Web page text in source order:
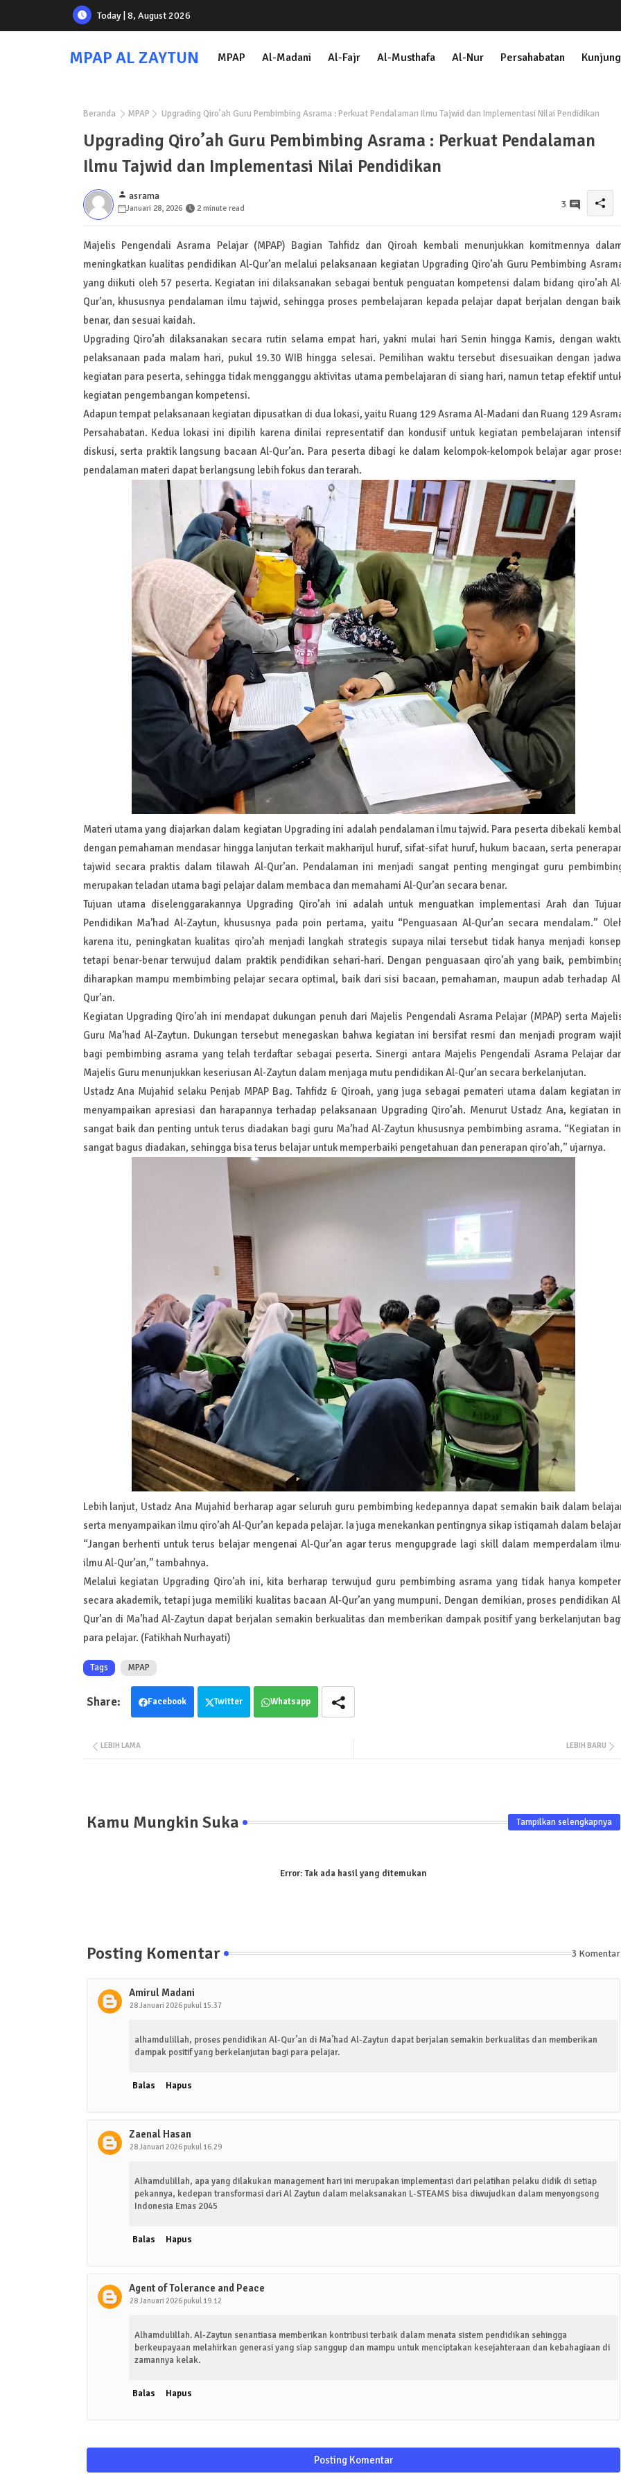
Today | 8, August 2026
MPAP AL ZAYTUN MPAP Al-Madani Al-Fajr Al-Musthafa Al-Nur Persahabatan
Beranda MPAP Upgrading Qiro’ah Guru Pembimbing Asrama : Perkuat Pendalaman Ilmu Tajwid dan Implementasi Nilai Pendidikan
Upgrading Qiro’ah Guru Pembimbing Asrama : Perkuat Pendalaman
Ilmu Tajwid dan Implementasi Nilai Pendidikan
asrama
Januari 28, 2026 2 minute read 3
Majelis Pengendali Asrama Pelajar (MPAP) Bagian Tahfidz dan Qiroah kembali menunjukkan komitmennya
meningkatkan kualitas pendidikan Al-Qur’an melalui pelaksanaan kegiatan Upgrading Qiro’ah Guru Pembimbing
yang diikuti oleh 57 peserta. Kegiatan ini dilaksanakan sebagai bentuk penguatan kompetensi dalam bidang qiro’ah
Qur’an, khususnya pendalaman ilmu tajwid, sehingga proses pembelajaran kepada pelajar dapat berjalan dengan
benar, dan sesuai kaidah.
Upgrading Qiro’ah dilaksanakan secara rutin selama empat hari, yakni mulai hari Senin hingga Kamis, dengan
pelaksanaan pada malam hari, pukul 19.30 WIB hingga selesai. Pemilihan waktu tersebut disesuaikan dengan
kegiatan para peserta, sehingga tidak mengganggu aktivitas utama pembelajaran di siang hari, namun tetap efektif
kegiatan pengembangan kompetensi.
Adapun tempat pelaksanaan kegiatan dipusatkan di dua lokasi, yaitu Ruang 129 Asrama Al-Madani dan Ruang 129
Persahabatan. Kedua lokasi ini dipilih karena dinilai representatif dan kondusif untuk kegiatan pembelajaran
diskusi, serta praktik langsung bacaan Al-Qur’an. Para peserta dibagi ke dalam kelompok-kelompok belajar agar
pendalaman materi dapat berlangsung lebih fokus dan terarah.
Materi utama yang diajarkan dalam kegiatan Upgrading ini adalah pendalaman ilmu tajwid. Para peserta dibekali
dengan pemahaman mendasar hingga lanjutan terkait makharijul huruf, sifat-sifat huruf, hukum bacaan, serta
tajwid secara praktis dalam tilawah Al-Qur’an. Pendalaman ini menjadi sangat penting mengingat guru
merupakan teladan utama bagi pelajar dalam membaca dan memahami Al-Qur’an secara benar.
Tujuan utama diselenggarakannya Upgrading Qiro’ah ini adalah untuk menguatkan implementasi Arah dan
Pendidikan Ma’had Al-Zaytun, khususnya pada poin pertama, yaitu “Penguasaan Al-Qur’an secara mendalam.”
karena itu, peningkatan kualitas qiro’ah menjadi langkah strategis supaya nilai tersebut tidak hanya menjadi
tetapi benar-benar terwujud dalam praktik pendidikan sehari-hari. Dengan penguasaan qiro’ah yang baik,
diharapkan mampu membimbing pelajar secara optimal, baik dari sisi bacaan, pemahaman, maupun adab terhadap
Qur’an.
Kegiatan Upgrading Qiro’ah ini mendapat dukungan penuh dari Majelis Pengendali Asrama Pelajar (MPAP) serta
Guru Ma’had Al-Zaytun. Dukungan tersebut menegaskan bahwa kegiatan ini bersifat resmi dan menjadi program
bagi pembimbing asrama yang telah terdaftar sebagai peserta. Sinergi antara Majelis Pengendali Asrama Pelajar
Majelis Guru menunjukkan keseriusan Al-Zaytun dalam menjaga mutu pendidikan Al-Qur’an secara berkelanjutan.
Ustadz Ana Mujahid selaku Penjab MPAP Bag. Tahfidz & Qiroah, yang juga sebagai pemateri utama dalam kegiatan
menyampaikan apresiasi dan harapannya terhadap pelaksanaan Upgrading Qiro’ah. Menurut Ustadz Ana, kegiatan
sangat baik dan penting untuk terus diadakan bagi guru Ma’had Al-Zaytun khususnya pembimbing asrama. “Kegiatan
sangat bagus diadakan, sehingga bisa terus belajar untuk memperbaiki pengetahuan dan penerapan qiro’ah,” ujarnya.
Lebih lanjut, Ustadz Ana Mujahid berharap agar seluruh guru pembimbing kedepannya dapat semakin baik dalam
serta menyampaikan ilmu qiro’ah Al-Qur’an kepada pelajar. Ia juga menekankan pentingnya sikap istiqamah dalam
“Jangan berhenti untuk terus belajar mengenai Al-Qur’an agar terus mengupgrade lagi skill dalam memperdalam
ilmu Al-Qur’an,” tambahnya.
Melalui kegiatan Upgrading Qiro’ah ini, kita berharap terwujud guru pembimbing asrama yang tidak hanya
secara akademik, tetapi juga memiliki kualitas bacaan Al-Qur’an yang mumpuni. Dengan demikian, proses pendidikan
Qur’an di Ma’had Al-Zaytun dapat berjalan semakin berkualitas dan memberikan dampak positif yang berkelanjutan
para pelajar. (Fatikhah Nurhayati)
Tags MPAP
Facebook Twitter Whatsapp
LEBIH BARU
LEBIH LAMA
Kamu Mungkin Suka Tampilkan selengkapnya
Error:Tak ada hasil yang ditemukan
Posting Komentar 3 Komentar
Amirul Madani
28 Januari 2026 pukul 15.37
alhamdulillah, proses pendidikan Al-Qur’an di Ma’had Al-Zaytun dapat berjalan semakin berkualitas dan memberikan
dampak positif yang berkelanjutan bagi para pelajar.
Balas Hapus
Zaenal Hasan
28 Januari 2026 pukul 16.29
Alhamdulillah, apa yang dilakukan management hari ini merupakan implementasi dari pelatihan pelaku didik di setiap
pekannya, kedepan transformasi dari Al Zaytun dalam melaksanakan L-STEAMS bisa diwujudkan dalam menyongsong
Indonesia Emas 2045
Balas Hapus
Agent of Tolerance and Peace
28 Januari 2026 pukul 19.12
Alhamdulillah. Al-Zaytun senantiasa memberikan kontribusi terbaik dalam menata sistem pendidikan sehingga
berkeupayaan melahirkan generasi yang siap sanggup dan mampu untuk menciptakan kesejahteraan dan kebahagiaan di
zamannya kelak.
Balas Hapus
Posting Komentar